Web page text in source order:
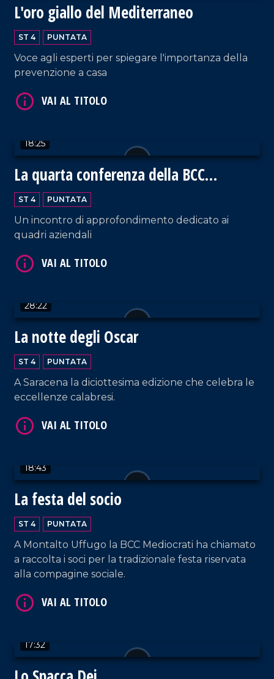
L'oro giallo del Mediterraneo
ST 4 PUNTATA
Voce agli esperti per spiegare l'importanza della
prevenzione a casa
18:25
La quarta conferenza della BCC
Mediocrati
ST 4 PUNTATA
Un incontro di approfondimento dedicato ai
quadri aziendali
28:22
La notte degli Oscar
ST 4 PUNTATA
A Saracena la diciottesima edizione che celebra le
eccellenze calabresi.
18:43
La festa del socio
ST 4 PUNTATA
A Montalto Uffugo la BCC Mediocrati ha chiamato
a raccolta i soci per la tradizionale festa riservata
alla compagine sociale.
17:32
VAI AL TITOLO
VAI AL TITOLO
VAI AL TITOLO